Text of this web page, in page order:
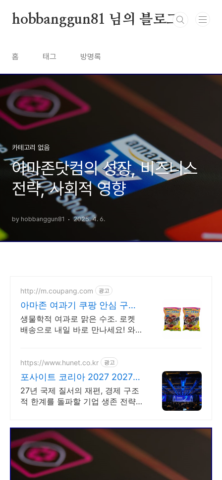
hobbanggun81 님의 블로그
홈 태그 방명록
카테고리 없음
아마존닷컴의 성장, 비즈니스
전략, 사회적 영향
by hobbanggun81 2025. 4. 6.
http://m.coupang.com 광고
아마존 여과기 쿠팡 안심 구매
로켓반품
생물학적 여과로 맑은 수조. 로켓
배송으로 내일 바로 만나세요! 와
https://www.hunet.co.kr 광고
포사이트 코리아 2027 2027년
도 사업계획 포럼
27년 국제 질서의 재편, 경제 구조
적 한계를 돌파할 기업 생존 전략
략을 제시합니다.